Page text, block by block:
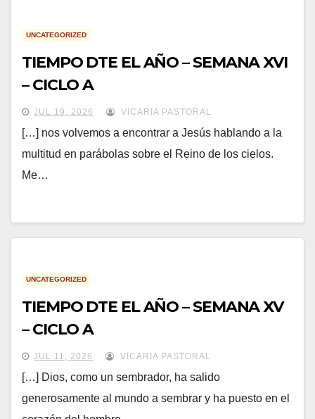
UNCATEGORIZED
TIEMPO DTE EL AÑO – SEMANA XVI
– CICLO A
JUL 19, 2026 VICARIA PASTORAL
[…] nos volvemos a encontrar a Jesús hablando a la
multitud en parábolas sobre el Reino de los cielos.
Me…
UNCATEGORIZED
TIEMPO DTE EL AÑO – SEMANA XV
– CICLO A
JUL 11, 2026 VICARIA PASTORAL
[…] Dios, como un sembrador, ha salido
generosamente al mundo a sembrar y ha puesto en el